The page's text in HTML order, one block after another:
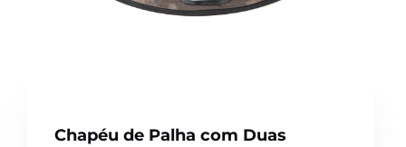
Chapéu de Palha com Duas